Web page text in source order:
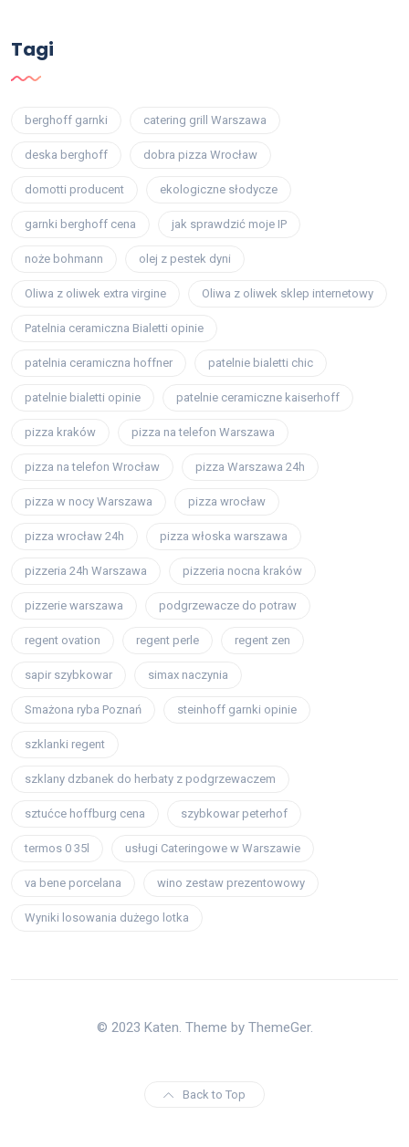
Tagi
berghoff garnki catering grill Warszawa
deska berghoff dobra pizza Wrocław
domotti producent ekologiczne słodycze
garnki berghoff cena jak sprawdzić moje IP
noże bohmann olej z pestek dyni
Oliwa z oliwek extra virgine Oliwa z oliwek sklep internetowy
Patelnia ceramiczna Bialetti opinie
patelnia ceramiczna hoffner patelnie bialetti chic
patelnie bialetti opinie patelnie ceramiczne kaiserhoff
pizza kraków pizza na telefon Warszawa
pizza na telefon Wrocław pizza Warszawa 24h
pizza w nocy Warszawa pizza wrocław
pizza wrocław 24h pizza włoska warszawa
pizzeria 24h Warszawa pizzeria nocna kraków
pizzerie warszawa podgrzewacze do potraw
regent ovation regent perle regent zen
sapir szybkowar simax naczynia
Smażona ryba Poznań steinhoff garnki opinie
szklanki regent
szklany dzbanek do herbaty z podgrzewaczem
sztućce hoffburg cena szybkowar peterhof
termos 0 35l usługi Cateringowe w Warszawie
va bene porcelana wino zestaw prezentowowy
Wyniki losowania dużego lotka
© 2023 Katen. Theme by ThemeGer.
Back to Top